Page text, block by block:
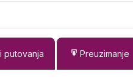
putovanja Preuzimanje